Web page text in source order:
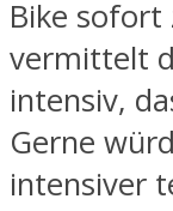
Bike sofort
vermittelt
intensiv,
Gerne
intensiver